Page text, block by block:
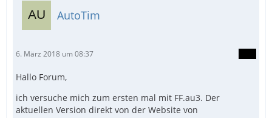
AutoTim
6. März 2018 um 08:37
Hallo Forum,
ich versuche mich zum ersten mal mit FF.au3. Der
aktuellen Version direkt von der Website von